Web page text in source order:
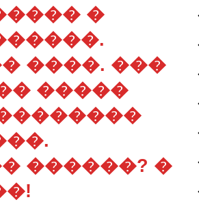
�
����. ���
�����
������? �